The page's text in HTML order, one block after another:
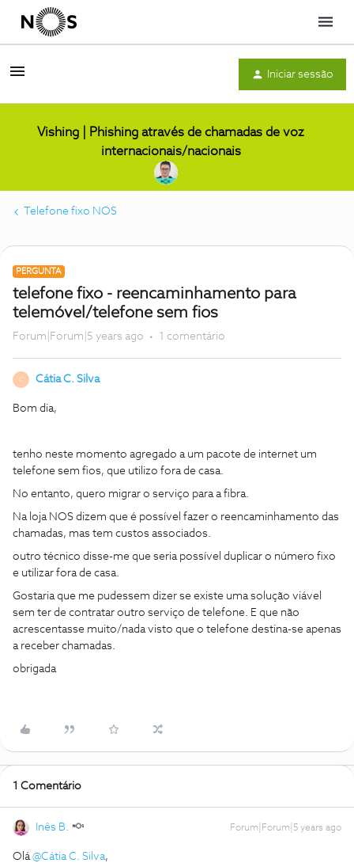
Menu
Iniciar sessão
Vishing | Phishing através de chamadas de voz
internacionais/nacionais
Telefone fixo NOS
PERGUNTA
telefone fixo - reencaminhamento para
telemóvel/telefone sem fios
Forum|Forum|5 years ago 1 comentário
C Cátia C. Silva
Bom dia,
tenho neste momento agregado a um pacote de internet um
telefone sem fios, que utilizo fora de casa.
No entanto, quero migrar o serviço para a fibra.
Na loja NOS dizem que é possível fazer o reencaminhamento das
chamadas, mas tem custos associados.
outro técnico disse-me que seria possível duplicar o número fixo
e utilizar fora de casa.
Gostaria que me pudessem dizer se existe uma solução viável
sem ter de contratar outro serviço de telefone. E que não
acrescentasse muito/nada visto que o telefone destina-se apenas
a receber chamadas.
obrigada
1 Comentário
Inês B. Forum|Forum|5 years ago
Olá@Cátia C. Silva,